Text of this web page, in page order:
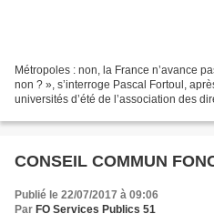
Métropoles : non, la France n’avance
non ? », s’interroge Pascal Fortoul,
universités d’été de l’association des
CONSEIL COMMUN
Publié le 22/07/2017 à 09:06
Par FO Services Publics 51